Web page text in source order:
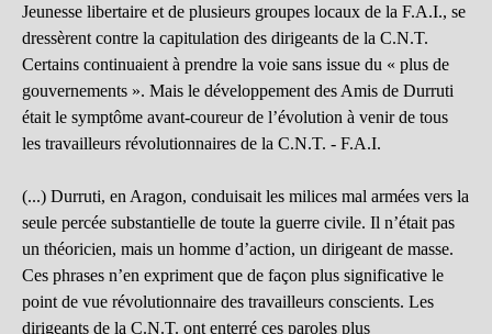
Jeunesse libertaire et de plusieurs groupes locaux de la F.A.I., se
dressèrent contre la capitulation des dirigeants de la C.N.T.
Certains continuaient à prendre la voie sans issue du « plus de
gouvernements ». Mais le développement des Amis de Durruti
était le symptôme avant-coureur de l’évolution à venir de tous
les travailleurs révolutionnaires de la C.N.T. - F.A.I.
(...) Durruti, en Aragon, conduisait les milices mal armées vers la
seule percée substantielle de toute la guerre civile. Il n’était pas
un théoricien, mais un homme d’action, un dirigeant de masse.
Ces phrases n’en expriment que de façon plus significative le
point de vue révolutionnaire des travailleurs conscients. Les
dirigeants de la C.N.T. ont enterré ces paroles plus